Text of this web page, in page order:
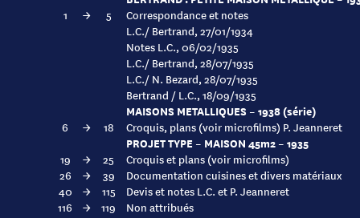
1 → 5
Correspondance et notes
L.C./ Bertrand, 27/01/1934
Notes L.C., 06/02/1935
L.C./ Bertrand, 28/07/1935
L.C./ N. Bezard, 28/07/1935
Bertrand / L.C., 18/09/1935
MAISONS METALLIQUES – 1938 (série)
6 → 18 Croquis, plans (voir microfilms) P. Jeanneret
PROJET TYPE – MAISON 45m2 – 1935
19 → 25
Croquis et plans (voir microfilms)
26
→ 39
Documentation cuisines et divers matériaux
40
→ 115
Devis et notes L.C. et P. Jeanneret
116
→ 119 Non attribués